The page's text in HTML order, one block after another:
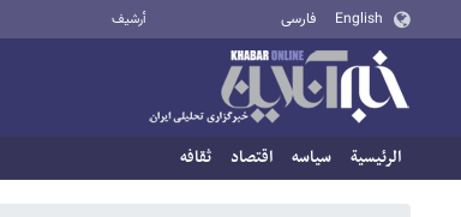
English فارسی أرشيف
الرئيسية سیاسه اقتصاد ثقافه